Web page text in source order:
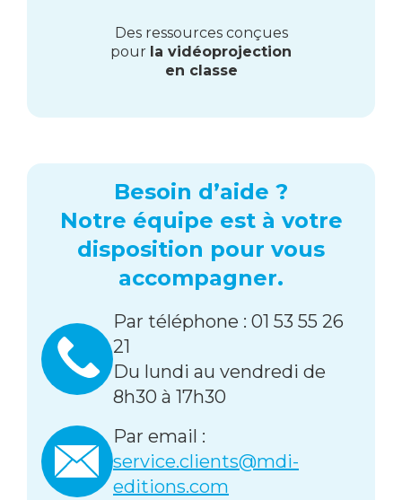
Des ressources conçues
pour la vidéoprojection
en classe
Besoin d’aide ?
Notre équipe est à votre
disposition pour vous
accompagner.
Par téléphone : 01 53 55 26
21
Du lundi au vendredi de
8h30 à 17h30
Par email :
service.clients@mdi-
editions.com